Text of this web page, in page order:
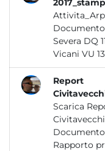
Documento
Vicani VU
Report
Scarica
Documento
Rapporto